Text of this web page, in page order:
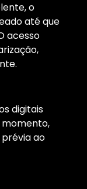
o
até que
acesso
digitais
ao